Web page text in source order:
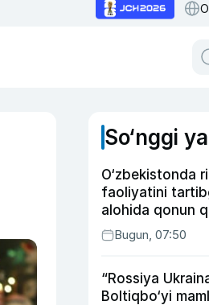
So‘nggi
O‘zbekistonda
faoliyatini
alohida qonun
Bugun, 07:50
“Rossiya
Boltiqbo‘yi